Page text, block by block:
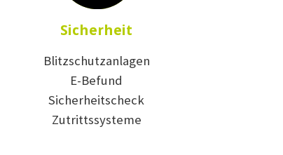
Sicherheit
Blitzschutzanlagen
E-Befund
Sicherheitscheck
Zutrittssysteme